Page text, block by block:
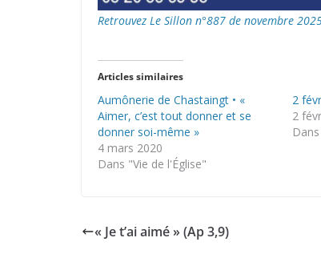
Retrouvez Le Sillon n°887 de novembre
Articles similaires
Aumônerie de Chastaingt • «
Aimer, c’est tout donner et se
donner soi-même »
4 mars 2020
Dans "Vie de l'Église"
2
2
« Je t’ai aimé » (Ap 3,9)